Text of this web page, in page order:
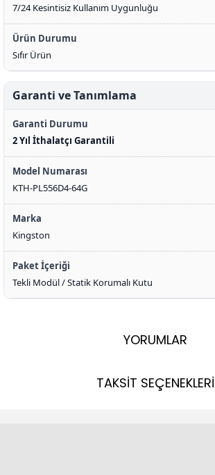
7/24 Kesintisiz Kullanım Uygunluğu
Ürün Durumu
Sıfır Ürün
Garanti ve Tanımlama
Garanti Durumu
2 Yıl İthalatçı Garantili
Model Numarası
KTH-PL556D4-64G
Marka
Kingston
Paket İçeriği
Tekli Modül / Statik Korumalı Kutu
YORUMLAR
TAKSİT SEÇENEKLERİ